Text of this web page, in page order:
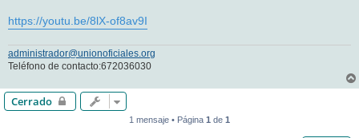
https://youtu.be/8lX-of8av9I
administrador@unionoficiales.org
Teléfono de contacto:672036030
Cerrado
1 mensaje • Página 1 de 1